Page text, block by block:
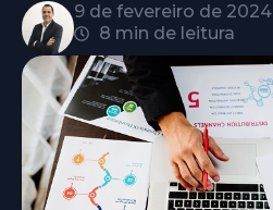
9 de fevereiro de 2024
8 min de leitura